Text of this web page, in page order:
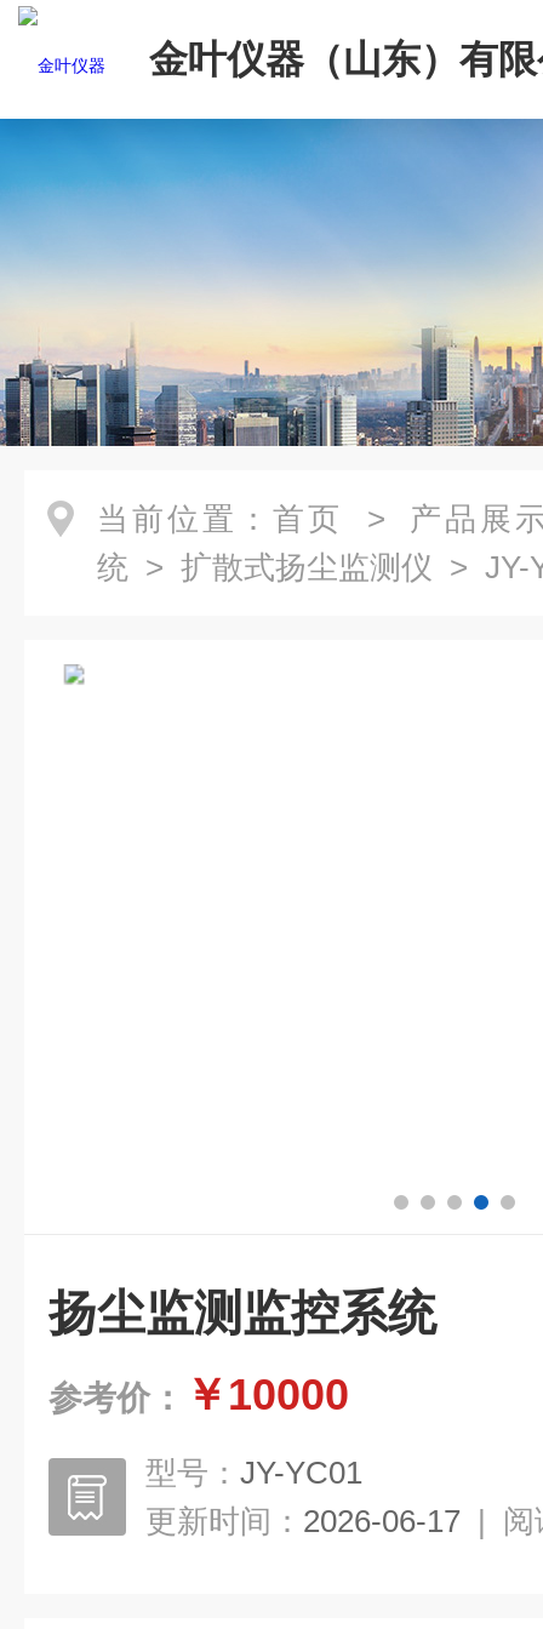
金叶仪器（山东）有
当前位置： 首页 > 产品展
统 > 扩散式扬尘监测仪 > JY-
扬尘监测监控系统
参考价： ￥10000
型号： JY-YC01
更新时间： 2026-06-17 | 阅